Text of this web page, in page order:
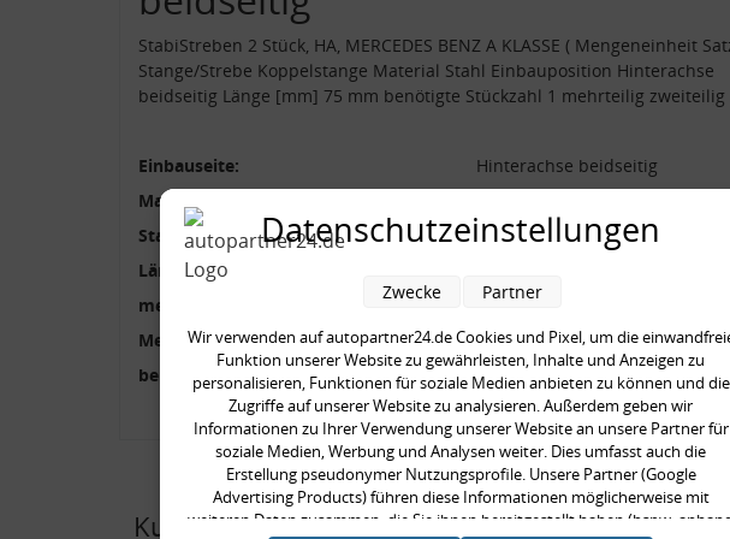
StabiStreben 2 Stück, HA, MERCEDES BENZ A KLASSE ( Mengeneinheit
Stange/Strebe Koppelstange Material Stahl Einbauposition Hinterachse
beidseitig Länge [mm] 75 mm benötigte Stückzahl 1 mehrteilig zweiteilig
Einbauseite:
Hinterachse beidseitig
Material:
Stange/Strebe:
Koppelstange
Länge [mm]:
mehrteilig:
zweiteilig
Mengeneinheit:
Satz
benötigte Stückzahl:
1
Kunden kauften auch
Datenschutzeinstellungen
Wir verwenden auf autopartner24.de Cookies und Pixel, um die
Funktion unserer Website zu gewährleisten, Inhalte und Anzeigen zu
personalisieren, Funktionen für soziale Medien anbieten zu können und die
Zugriffe auf unserer Website zu analysieren. Außerdem geben wir
Informationen zu Ihrer Verwendung unserer Website an unsere Partner für
soziale Medien, Werbung und Analysen weiter. Dies umfasst auch die
Erstellung pseudonymer Nutzungsprofile. Unsere Partner (Google
Advertising Products) führen diese Informationen möglicherweise mit
weiteren Daten zusammen, die Sie ihnen bereitgestellt haben (bspw.
Zwecke Partner